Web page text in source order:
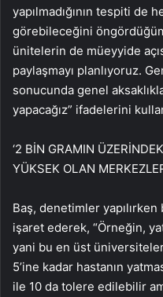
yapılmadığının tespiti de
görebileceğini
ünitelerin de müeyyide
paylaşmayı planlıyoruz.
sonucunda genel
yapacağız” ifadelerini
‘2 BİN GRAMIN
YÜKSEK OLAN
Baş, denetimler
işaret ederek, “Örneğin,
yani bu en üst
5’ine kadar hastanın
ile 10 da tolere edilebilir